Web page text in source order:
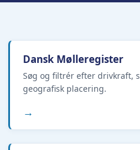
Dansk Mølleregister
Søg og filtrér efter drivkraft,
geografisk placering.
→